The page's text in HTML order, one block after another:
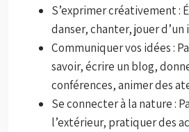
S’exprimer créativement :
danser, chanter, jouer
Communiquer vos idées :
savoir, écrire un blog,
conférences, animer des
Se connecter à la nature :
l’extérieur, pratiquer des